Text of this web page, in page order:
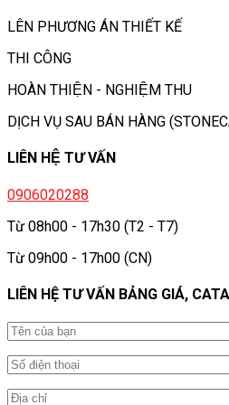
LÊN PHƯƠNG ÁN THIẾT KẾ
THI CÔNG
HOÀN THIỆN - NGHIỆM THU
DỊCH VỤ SAU BÁN HÀNG
LIÊN HỆ TƯ VẤN
0906020288
Từ 08h00 - 17h30 (T2 - T7)
Từ 09h00 - 17h00 (CN)
LIÊN HỆ TƯ VẤN BẢNG GIÁ,